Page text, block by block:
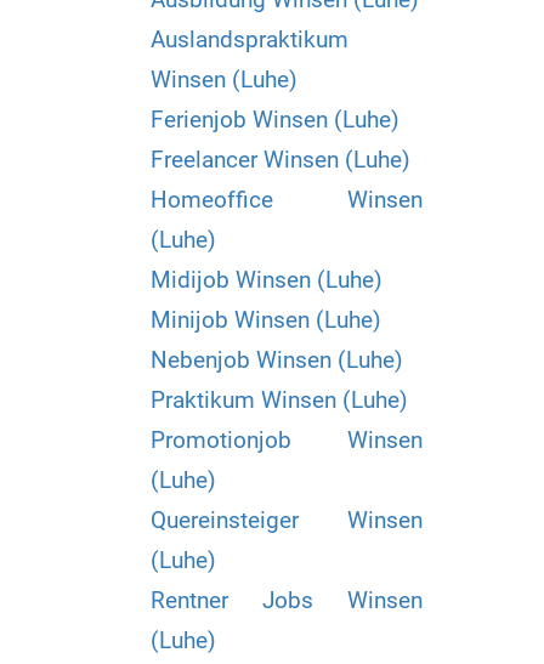
Auslandspraktikum
Winsen (Luhe)
Ferienjob Winsen (Luhe)
Freelancer Winsen (Luhe)
Homeoffice Winsen
(Luhe)
Midijob Winsen (Luhe)
Minijob Winsen (Luhe)
Nebenjob Winsen (Luhe)
Praktikum Winsen (Luhe)
Promotionjob Winsen
(Luhe)
Quereinsteiger Winsen
(Luhe)
Rentner Jobs Winsen
(Luhe)